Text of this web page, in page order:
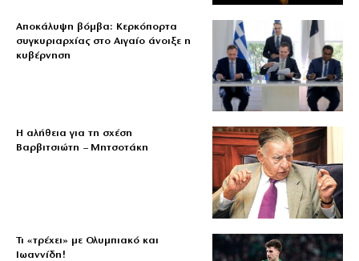
Αποκάλυψη βόμβα: Κερκόπορτα
συγκυριαρχίας στο Αιγαίο άνοιξε η
κυβέρνηση
Η αλήθεια για τη σχέση
Βαρβιτσιώτη – Μητσοτάκη
Τι «τρέχει» με Ολυμπιακό και
Ιωαννίδη!